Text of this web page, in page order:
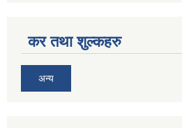
कर तथा शुल्कहरु
अन्य